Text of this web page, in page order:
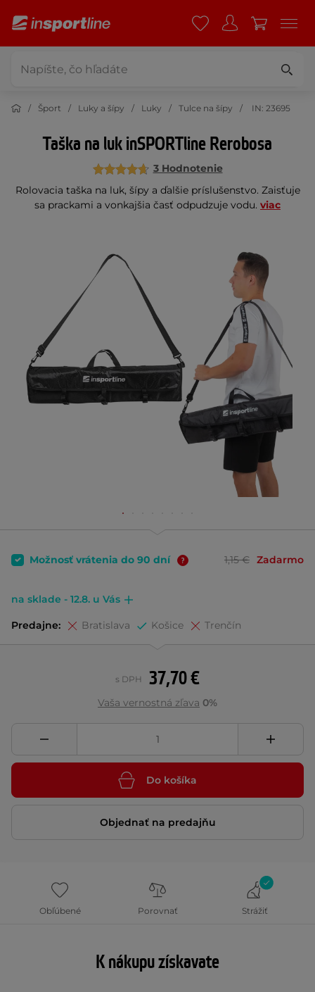
Šport Luky a šípy Luky Tulce na šípy IN: 23695
Taška na luk inSPORTline Rerobosa
3 Hodnotenie
Rolovacia taška na luk, šípy a ďalšie príslušenstvo. Zaisťuje
sa prackami a vonkajšia časť odpudzuje vodu. viac
Možnosť vrátenia do 90 dní 1,15 € Zadarmo
na sklade - 12.8. u Vás
Predajne: Bratislava Košice Trenčín
37,70 €
s DPH
Vaša vernostná zľava 0%
Do košíka
Objednať na predajňu
Obľúbené Porovnať Strážiť
K nákupu získavate